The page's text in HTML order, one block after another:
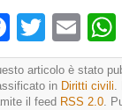
Facebook
Twitter
articolo è stato
in Diritti civili.
il feed RSS 2.0.